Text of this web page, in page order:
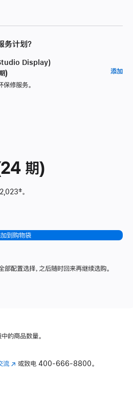
计划？
Display)
)
修服务。
添加
期)
2,023脚
‡。
到购物袋
配置选择，之后随时回来再继续选购。
的商品数量。
流(在 或致电400-666-8800。